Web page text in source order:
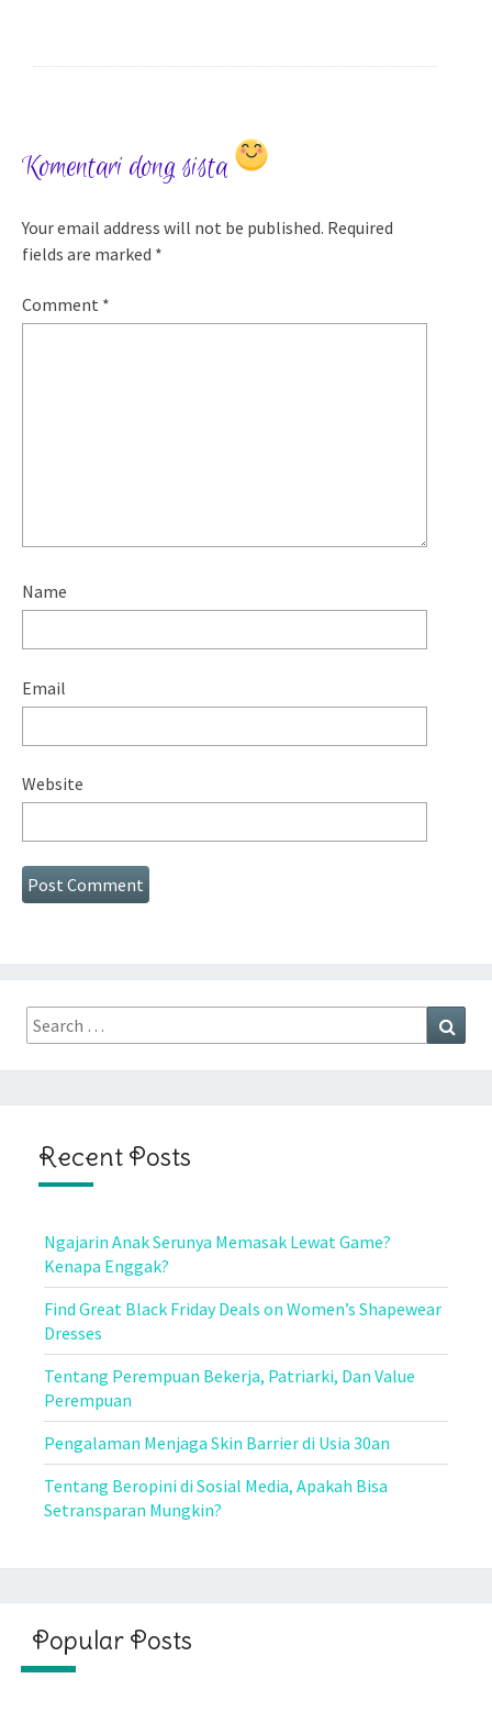
Komentari dong sista
Your email address will not be published. Required
fields are marked *
Comment *
Name
Email
Website
Search
for:
Recent Posts
Ngajarin Anak Serunya Memasak Lewat Game?
Kenapa Enggak?
Find Great Black Friday Deals on Women’s Shapewear
Dresses
Tentang Perempuan Bekerja, Patriarki, Dan Value
Perempuan
Pengalaman Menjaga Skin Barrier di Usia 30an
Tentang Beropini di Sosial Media, Apakah Bisa
Setransparan Mungkin?
Popular Posts